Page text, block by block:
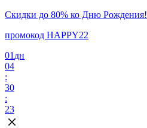
Скидки до 80% ко Дню Рождения!
промокод HAPPY22
01 дн
04
:
30
:
23